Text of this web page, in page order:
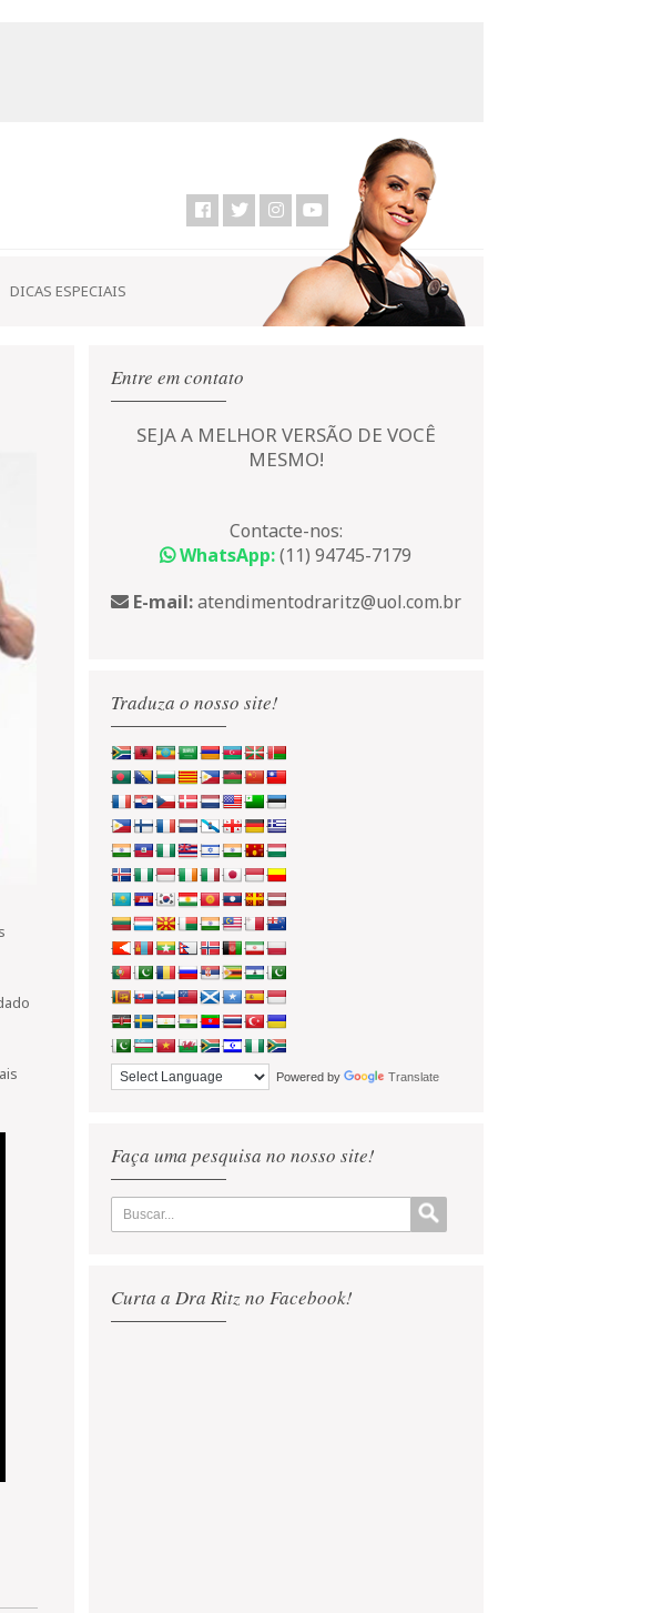
DICAS ESPECIAIS
Entre em contato
SEJA A MELHOR VERSÃO DE VOCÊ
MESMO!
Contacte-nos:
WhatsApp:(11) 94745-7179
E-mail:atendimentodraritz@uol.com.br
Traduza o nosso site!
Powered by Translate
Faça uma pesquisa no nosso site!
Curta a Dra Ritz no Facebook!